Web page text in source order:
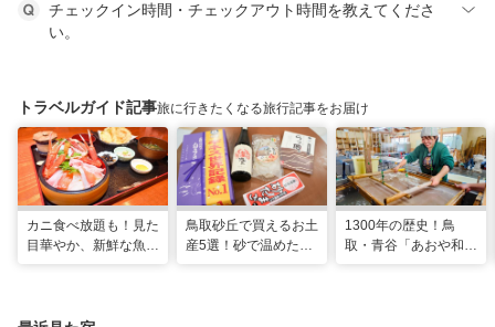
チェックイン時間・チェックアウト時間を教えてくださ
い。
トラベルガイド記事旅に行きたくなる旅行記事をお届け
カニ食べ放題も！見た
目華やか、新鮮な魚介
鳥取砂丘で買えるお土
産5選！砂で温めた
1300年の歴史！鳥
取・青谷「あおや和紙